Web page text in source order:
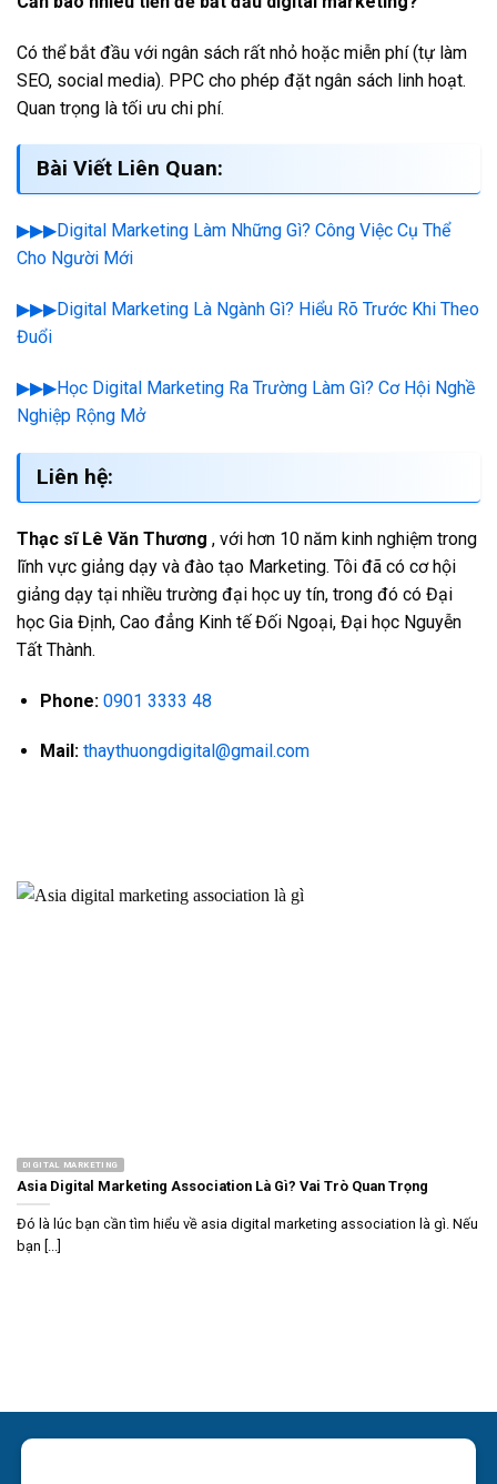
Có thể bắt đầu với ngân sách rất nhỏ hoặc miễn phí (tự làm
SEO, social media). PPC cho phép đặt ngân sách linh hoạt.
Quan trọng là tối ưu chi phí.
Bài Viết Liên Quan:
▶▶▶Digital Marketing Làm Những Gì? Công Việc Cụ Thể
Cho Người Mới
▶▶▶Digital Marketing Là Ngành Gì? Hiểu Rõ Trước Khi Theo
Đuổi
▶▶▶Học Digital Marketing Ra Trường Làm Gì? Cơ Hội Nghề
Nghiệp Rộng Mở
Liên hệ:
Thạc sĩ Lê Văn Thương , với hơn 10 năm kinh nghiệm trong
lĩnh vực giảng dạy và đào tạo Marketing. Tôi đã có cơ hội
giảng dạy tại nhiều trường đại học uy tín, trong đó có Đại
học Gia Định, Cao đẳng Kinh tế Đối Ngoại, Đại học Nguyễn
Tất Thành.
Phone:0901 3333 48
Mail: thaythuongdigital@gmail.com
DIGITAL MARKETING
Asia Digital Marketing Association Là Gì? Vai Trò Quan Trọng
Đó là lúc bạn cần tìm hiểu về asia digital marketing association là gì. Nếu
bạn [...]